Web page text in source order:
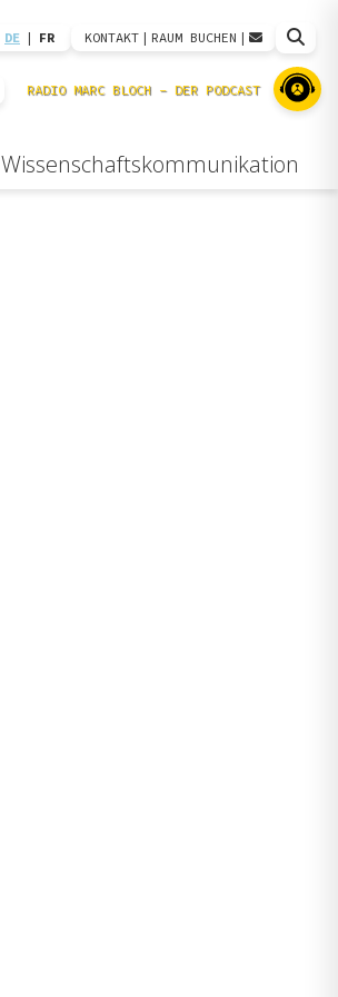
DE | FR KONTAKT | RAUM BUCHEN |
Wissenschaftskommunikation